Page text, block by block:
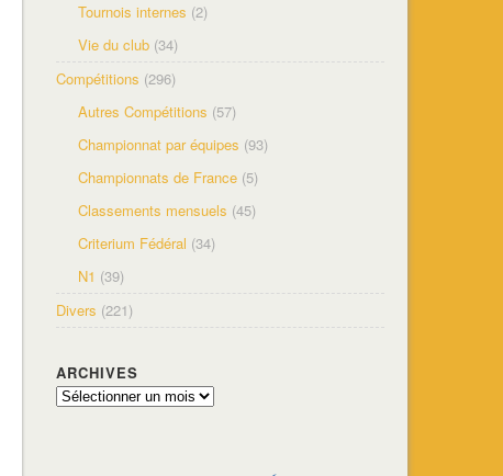
Tournois internes (2)
Vie du club (34)
Compétitions (296)
Autres Compétitions (57)
Championnat par équipes (93)
Championnats de France (5)
Classements mensuels (45)
Criterium Fédéral (34)
N1 (39)
Divers (221)
ARCHIVES
Archives